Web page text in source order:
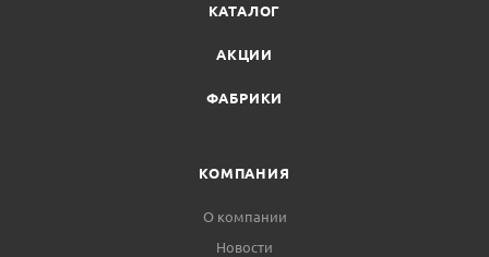
КАТАЛОГ
АКЦИИ
ФАБРИКИ
КОМПАНИЯ
О компании
Новости